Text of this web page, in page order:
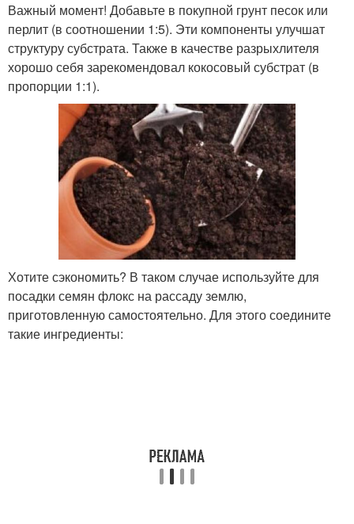
Важный момент! Добавьте в покупной грунт песок или
перлит (в соотношении 1:5). Эти компоненты улучшат
структуру субстрата. Также в качестве разрыхлителя
хорошо себя зарекомендовал кокосовый субстрат (в
пропорции 1:1).
Хотите сэкономить? В таком случае используйте для
посадки семян флокс на рассаду землю,
приготовленную самостоятельно. Для этого соедините
такие ингредиенты: